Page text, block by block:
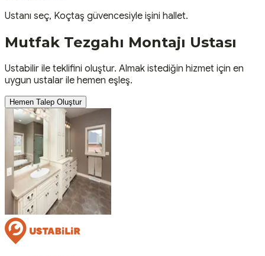
Ustanı seç, Koçtaş güvencesiyle işini hallet.
Mutfak Tezgahı Montajı Ustası
Ustabilir ile teklifini oluştur. Almak istediğin hizmet için en
uygun ustalar ile hemen eşleş.
Hemen Talep Oluştur